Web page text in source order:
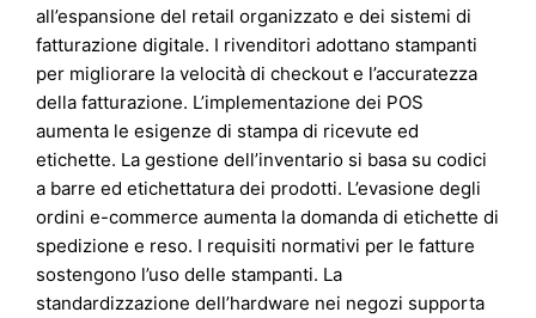
all’espansione del retail organizzato e dei sistemi di
fatturazione digitale. I rivenditori adottano stampanti
per migliorare la velocità di checkout e l’accuratezza
della fatturazione. L’implementazione dei POS
aumenta le esigenze di stampa di ricevute ed
etichette. La gestione dell’inventario si basa su codici
a barre ed etichettatura dei prodotti. L’evasione degli
ordini e-commerce aumenta la domanda di etichette di
spedizione e reso. I requisiti normativi per le fatture
sostengono l’uso delle stampanti. La
standardizzazione dell’hardware nei negozi supporta